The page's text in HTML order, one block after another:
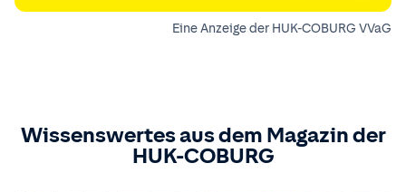
Eine Anzeige der HUK-COBURG VVaG
Wissenswertes aus dem Magazin der
HUK-COBURG